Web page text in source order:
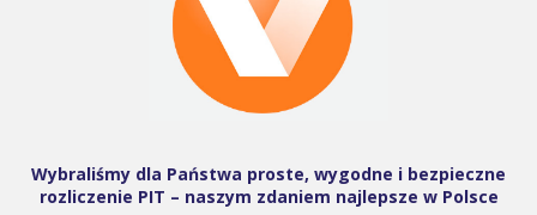
Wybraliśmy dla Państwa proste, wygodne i bezpieczne
rozliczenie PIT – naszym zdaniem najlepsze w Polsce